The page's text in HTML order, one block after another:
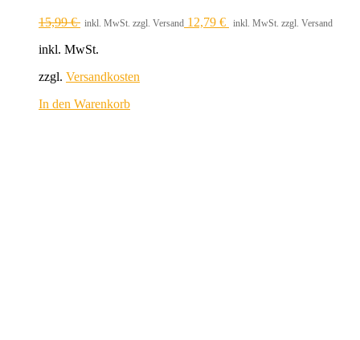
15,99€ inkl. MwSt. zzgl. Versand 12,79 € inkl. MwSt. zzgl. Versand
inkl. MwSt.
zzgl. Versandkosten
In den Warenkorb